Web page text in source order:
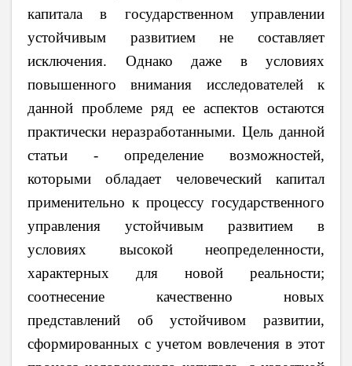
капитала в государственном управлении
устойчивым развитием не составляет
исключения. Однако даже в условиях
повышенного внимания исследователей к
данной проблеме ряд ее аспектов остаются
практически неразработанными. Цель данной
статьи - определение возможностей,
которыми обладает человеческий капитал
применительно к процессу государственного
управления устойчивым развитием в
условиях высокой неопределенности,
характерных для новой реальности;
соотнесение качественно новых
представлений об устойчивом развитии,
сформированных с учетом вовлечения в этот